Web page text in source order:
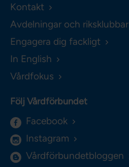
Kontakt
Avdelningar och riksklubbar
Engagera dig fackligt
In English
Vårdfokus
Följ Vårdförbundet
Facebook
Instagram
Vårdförbundetbloggen